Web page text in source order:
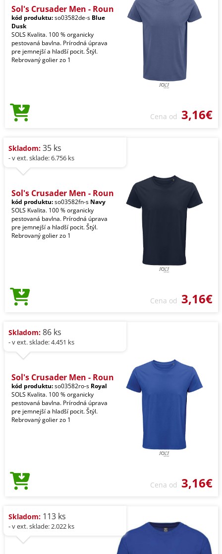
Sol's Crusader Men - Roun
kód produktu:so03582de-s Blue
Dusk
SOLS Kvalita. 100 % organicky
pestovaná bavlna. Prírodná úprava
pre jemnejší a hladší pocit. Štýl.
Rebrovaný golier zo 1
Cena od 3,16€
Skladom: 35 ks
- v ext. sklade: 6.756 ks
Sol's Crusader Men - Roun
kód produktu:so03582fn-s Navy
SOLS Kvalita. 100 % organicky
pestovaná bavlna. Prírodná úprava
pre jemnejší a hladší pocit. Štýl.
Rebrovaný golier zo 1
Cena od 3,16€
Skladom: 86 ks
- v ext. sklade: 4.451 ks
Sol's Crusader Men - Roun
kód produktu:so03582ro-s Royal
SOLS Kvalita. 100 % organicky
pestovaná bavlna. Prírodná úprava
pre jemnejší a hladší pocit. Štýl.
Rebrovaný golier zo 1
Cena od 3,16€
Skladom: 113 ks
- v ext. sklade: 2.022 ks